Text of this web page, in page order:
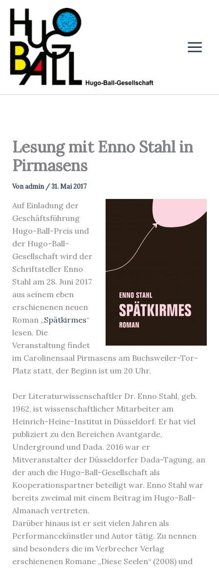
Zum
Inhalt
Lesung mit Enno Stahl in
Pirmasens
Vonadmin /31. Mai 2017
Auf Einladung der
Geschäftsführung
Hugo-Ball-Preis und
der Hugo-Ball-
Gesellschaft wird der
Schriftsteller Enno
Stahl am 28. Juni 2017
aus seinem eben
erschienenen neuen
Roman „Spätkirmes“
lesen. Die
Veranstaltung findet
im Carolinensaal Pirmasens am Buchsweiler-Tor-
Platz statt, der Beginn ist um 20 Uhr.
Der Literaturwissenschaftler Dr. Enno Stahl, geb.
1962, ist wissenschaftlicher Mitarbeiter am
Heinrich-Heine-Institut in Düsseldorf. Er hat viel
publiziert zu den Bereichen Avantgarde,
Underground und Dada. 2016 war er
Mitveranstalter der Düsseldorfer Dada-Tagung, an
der auch die Hugo-Ball-Gesellschaft als
Kooperationspartner beteiligt war. Enno Stahl war
bereits zweimal mit einem Beitrag im Hugo-Ball-
Almanach vertreten.
Darüber hinaus ist er seit vielen Jahren als
Performancekünstler und Autor tätig. Zu nennen
sind besonders die im Verbrecher Verlag
erschienenen Romane „Diese Seelen“ (2008) und